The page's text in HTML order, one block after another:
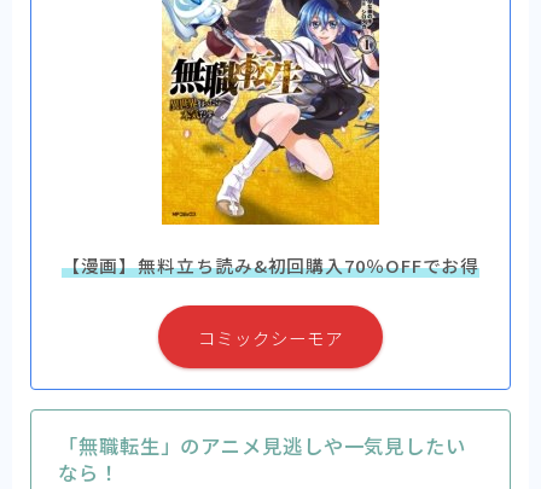
【漫画】無料立ち読み&初回購入70％OFFでお得
コミックシーモア
「無職転生」のアニメ見逃しや一気見したい
なら！